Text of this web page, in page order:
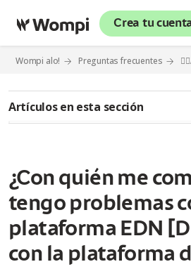
Crea tu
Wompi alo! Preguntas frecuentes
Artículos en esta sección
¿Cuál es la relación de Wompi con la
¿Cómo me registro a la app Nequi
¿Si ya tengo una cuenta en Wompi,
app Nequi Negocios?
¿Con quién me
tengo problemas
plataforma EDN
con la plataforma